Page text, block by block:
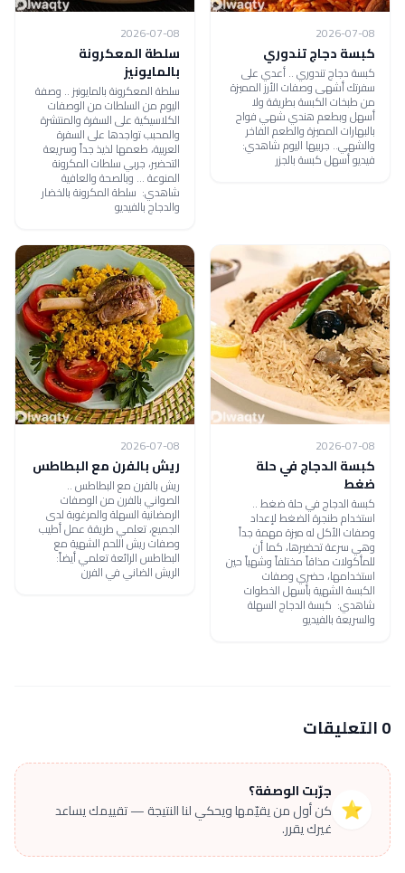
2026-07-08
كبسة دجاج تندوري
كبسة دجاج تندوري .. أعدي على
سفرتك أشهى وصفات الأرز المميزة
من طبخات الكبسة بطريقة ولا
أسهل وبطعم هندي شهي فواح
بالبهارات المميزة والطعم الفاخر
والشهي.. جربيها اليوم شاهدي:
فيديو أسهل كبسة بالجزر
2026-07-08
سلطة المعكرونة
بالمايونيز
سلطة المعكرونة بالمايونيز .. وصفة
اليوم من السلطات من الوصفات
الكلاسيكية على السفرة والمنتشرة
والمحبب تواجدها على السفرة
العربية، طعمها لذيذ جداً وسريعة
التحضير، جربي سلطات المكرونة
المنوعة ... وبالصحة والعافية
شاهدي: سلطة المكرونة بالخضار
والدجاج بالفيديو
2026-07-08
كبسة الدجاج في حلة
ضغط
كبسة الدجاج في حلة ضغط ..
استخدام طنجرة الضغط لإعداد
وصفات الأكل له ميزة مهمة جداً
وهي سرعة تحضيرها، كما أن
للمأكولات مذاقاً مختلفاً وشهياً حين
استخدامها، حضري وصفات
الكبسة الشهية بأسهل الخطوات
شاهدي: كبسة الدجاج السهلة
والسريعة بالفيديو
2026-07-08
ريش بالفرن مع البطاطس
ريش بالفرن مع البطاطس ..
الصواني بالفرن من الوصفات
الرمضانية السهلة والمرغوبة لدى
الجميع، تعلمي طريقة عمل أطيب
وصفات ريش اللحم الشهية مع
البطاطس الرائعة تعلمي أيضاً:
الريش الضاني في الفرن
0 التعليقات
⭐
جرّبت الوصفة؟
كن أول من يقيّمها ويحكي لنا النتيجة — تقييمك يساعد
غيرك يقرر.